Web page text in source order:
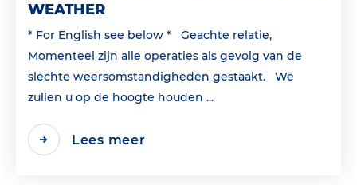
WEATHER
* For English see below * Geachte relatie,
Momenteel zijn alle operaties als gevolg van de
slechte weersomstandigheden gestaakt. We
zullen u op de hoogte houden ...
Lees meer